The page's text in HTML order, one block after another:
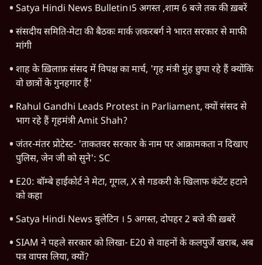
Satya Hindi News Bulletin।5 अगस्त ,शाम 6 बजे तक की ख़बरें
संसदीय समिति-मेटा की बैठकः मार्क ज़करबर्ग ने भारत सरकार से माफी
मांगी
शाह के ख़िलाफ़ संसद में विपक्ष का मार्च, 'गृह मंत्री मुंह छुपा रहे हैं क्योंकि
वो छात्रों के गुनहगार हैं'
Rahul Gandhi Leads Protest in Parliament, क्यों संसद से
भाग रहे हैं गृहमंत्री Amit Shah?
जंतर-मंतर प्रोटेस्ट- 'ताकतवर सरकार के नाम पर आक्रामकता न दिखाए
पुलिस, जेन जी को सुने': SC
E20: बॉम्बे हाईकोर्ट ने मेटा, गूगल, X से गडकरी के खिलाफ कंटेंट हटाने
को कहा
Satya Hindi News बुलेटिन । 5 अगस्त, दोपहर 2 बजे की ख़बरें
SIAM ने पहले सरकार को लिखा- E20 से वाहनों के कलपुर्जे खराब, अब
पत्र वापस लिया, क्यों?